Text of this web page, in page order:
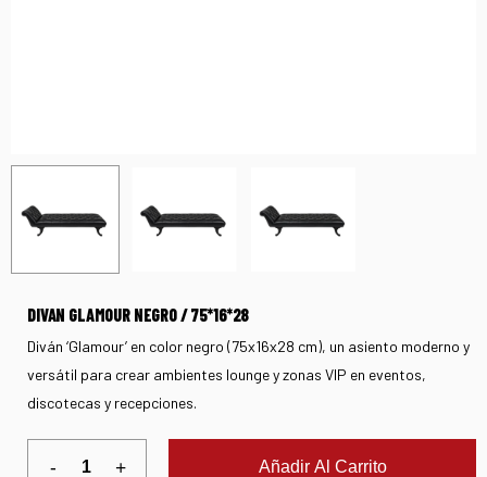
DIVAN GLAMOUR NEGRO / 75*16*28
Diván ‘Glamour’ en color negro (75x16x28 cm), un asiento moderno y
versátil para crear ambientes lounge y zonas VIP en eventos,
discotecas y recepciones.
Añadir Al Carrito